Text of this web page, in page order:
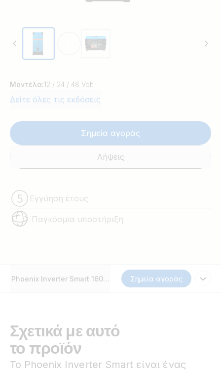
Μοντέλα:12 / 24 / 48 Volt
Δείτε όλες τις εκδόσεις
Σημεία αγοράς
Λήψεις
Εγγύηση έτους
Παγκόσμια υποστήριξη
Phoenix Inverter Smart 1600VA - 5000VAΣημεία αγοράς
Σχετικά με αυτό
το προϊόν
Το Phoenix Inverter Smart είναι ένας